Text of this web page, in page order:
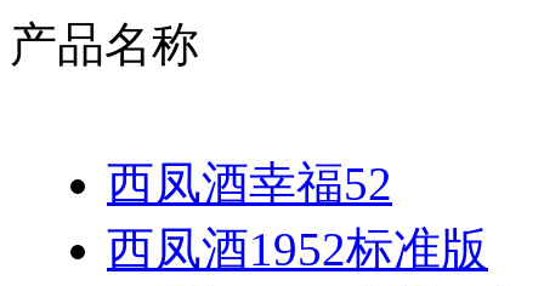
产品名称
西凤酒幸福52
西凤酒1952标准版